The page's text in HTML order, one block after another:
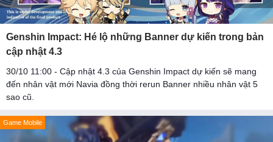
Genshin Impact: Hé lộ những Banner dự kiến trong bản
cập nhật 4.3
30/10 11:00 - Cập nhật 4.3 của Genshin Impact dự kiến sẽ mang
đến nhân vật mới Navia đồng thời rerun Banner nhiều nhân vật 5
sao cũ.
Game Mobile